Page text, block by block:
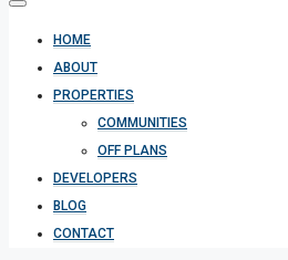
HOME
ABOUT
PROPERTIES
COMMUNITIES
OFF PLANS
DEVELOPERS
BLOG
CONTACT